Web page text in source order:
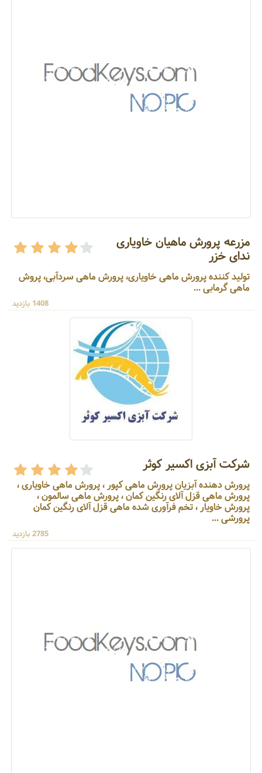
مزرعه پرورش ماهیان خاویاری
ندای خزر
تولید کننده پرورش ماهی خاویاری، پرورش ماهی سردآبی، پروش
ماهی گرمابی ...
1408 بازدید
شرکت آبزی اکسیر کوثر
پرورش دهنده آبزیان پرورش ماهی کپور ، پرورش ماهی خاویاری ،
پرورش ماهی قزل آلای رنگین کمان ، پرورش ماهی سالمون ،
پرورش خاویار ، تخم فرآوری شده ماهی قزل آلای رنگین کمان
پرورشی ...
2785 بازدید